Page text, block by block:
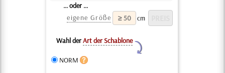
... oder ...
eigene Größe
cm
Wahl derArt der Schablone
Y
NORM